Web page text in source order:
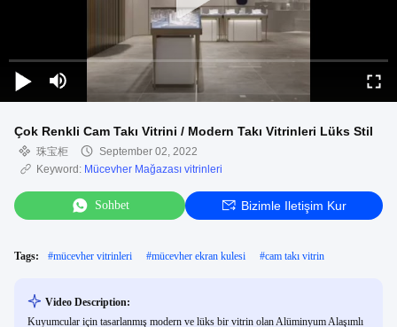
Çok Renkli Cam Takı Vitrini / Modern Takı Vitrinleri Lüks Stil
珠宝柜
September 02, 2022
Keyword: Mücevher Mağazası vitrinleri
Sohbet Bizimle Iletişim Kur
Tags: #mücevher vitrinleri #mücevher ekran kulesi #cam takı vitrin
Video Description:
Kuyumcular için tasarlanmış modern ve lüks bir vitrin olan Alüminyum Alaşımlı